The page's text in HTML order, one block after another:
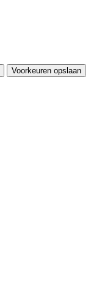
Voorkeuren opslaan